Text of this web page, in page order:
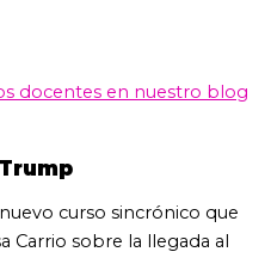
docentes en nuestro blog
curso sincrónico que
Carrio sobre la llegada al